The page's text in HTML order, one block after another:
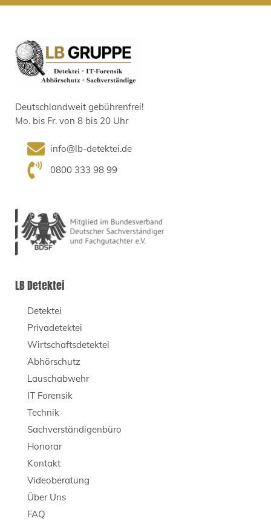
Deutschlandweit gebührenfrei!
Mo. bis Fr. von 8 bis 20 Uhr
info@lb-detektei.de
0800 333 98 99
LB Detektei
Detektei
Privadetektei
Wirtschaftsdetektei
Abhörschutz
Lauschabwehr
IT Forensik
Technik
Sachverständigenbüro
Honorar
Kontakt
Videoberatung
Über Uns
FAQ